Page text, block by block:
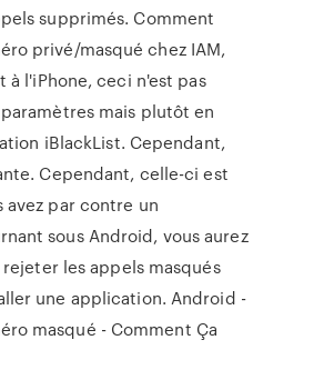
supprimés. Comment
privé/masqué chez IAM,
à l'iPhone, ceci n'est pas
mais plutôt en
iBlackList. Cependant,
Cependant, celle-ci est
avez par contre un
sous Android, vous aurez
les appels masqués
une application. Android -
masqué - Comment Ça